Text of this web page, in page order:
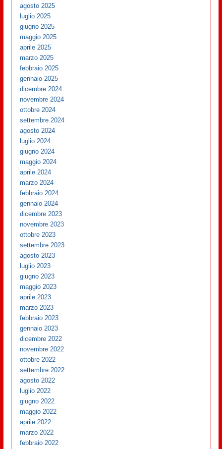
agosto 2025
luglio 2025
giugno 2025
maggio 2025
aprile 2025
marzo 2025
febbraio 2025
gennaio 2025
dicembre 2024
novembre 2024
ottobre 2024
settembre 2024
agosto 2024
luglio 2024
giugno 2024
maggio 2024
aprile 2024
marzo 2024
febbraio 2024
gennaio 2024
dicembre 2023
novembre 2023
ottobre 2023
settembre 2023
agosto 2023
luglio 2023
giugno 2023
maggio 2023
aprile 2023
marzo 2023
febbraio 2023
gennaio 2023
dicembre 2022
novembre 2022
ottobre 2022
settembre 2022
agosto 2022
luglio 2022
giugno 2022
maggio 2022
aprile 2022
marzo 2022
febbraio 2022